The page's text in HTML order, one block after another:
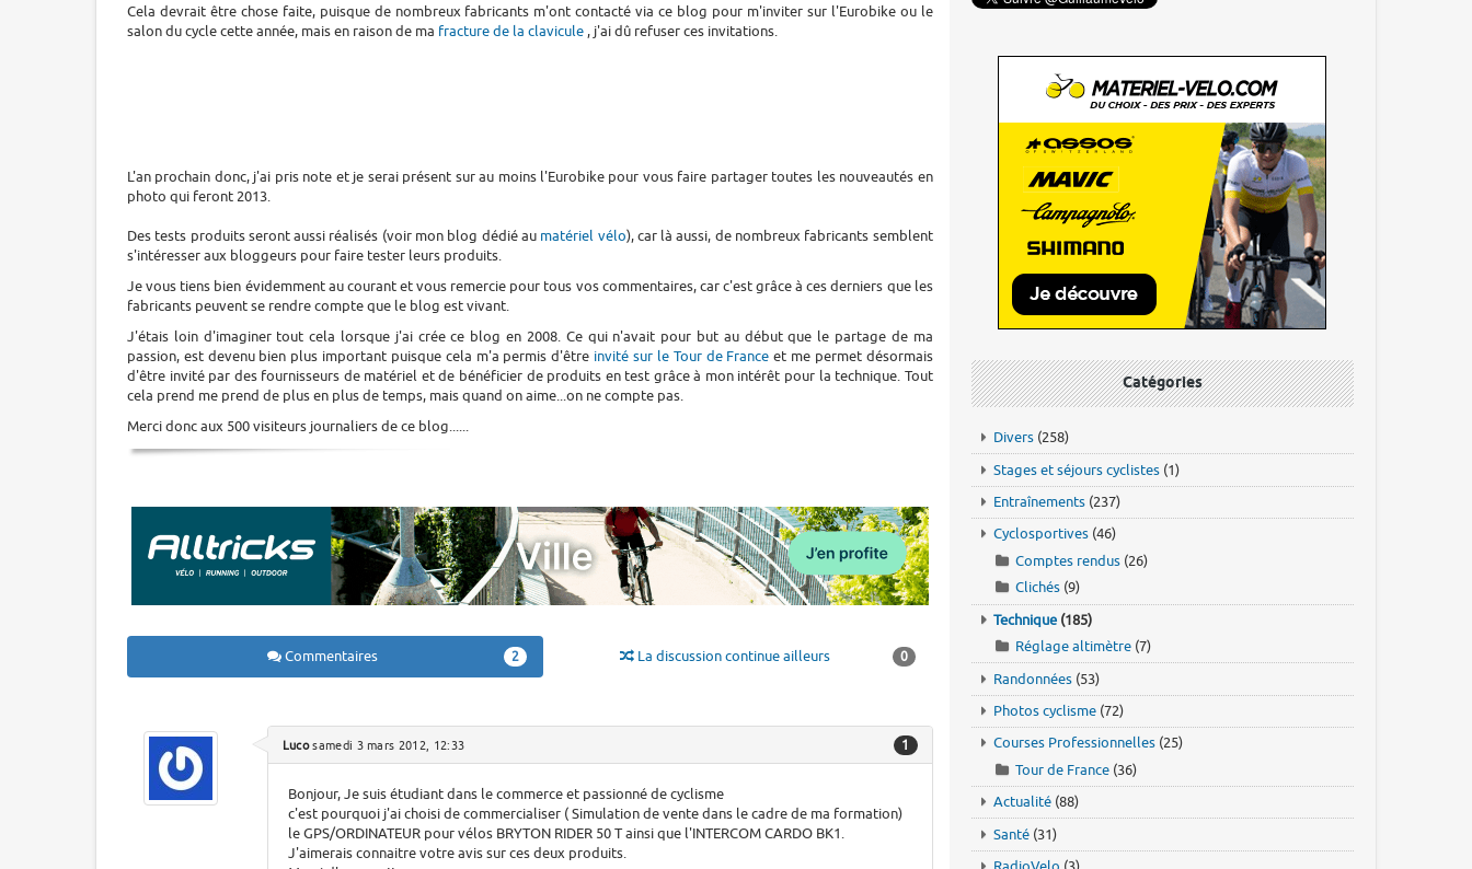
Cela devrait être chose faite, puisque de nombreux fabricants m'ont contacté via ce blog pour m'inviter sur l'Eurobike ou le
salon du cycle cette année, mais en raison de ma fracture de la clavicule , j'ai dû refuser ces invitations.
L'an prochain donc, j'ai pris note et je serai présent sur au moins l'Eurobike pour vous faire partager toutes les nouveautés en
photo qui feront 2013.
Des tests produits seront aussi réalisés (voir mon blog dédié au matériel vélo), car là aussi, de nombreux fabricants semblent
s'intéresser aux bloggeurs pour faire tester leurs produits.
Je vous tiens bien évidemment au courant et vous remercie pour tous vos commentaires, car c'est grâce à ces derniers que les
fabricants peuvent se rendre compte que le blog est vivant.
J'étais loin d'imaginer tout cela lorsque j'ai crée ce blog en 2008. Ce qui n'avait pour but au début que le partage de ma
passion, est devenu bien plus important puisque cela m'a permis d'être invité sur le Tour de France et me permet désormais
d'être invité par des fournisseurs de matériel et de bénéficier de produits en test grâce à mon intérêt pour la technique. Tout
cela prend me prend de plus en plus de temps, mais quand on aime...on ne compte pas.
Merci donc aux 500 visiteurs journaliers de ce blog......
Commentaires 2 La discussion continue ailleurs 0
Lucosamedi 3 mars 2012, 12:33 1
Bonjour, Je suis étudiant dans le commerce et passionné de cyclisme
c'est pourquoi j'ai choisi de commercialiser ( Simulation de vente dans le cadre de ma formation)
le GPS/ORDINATEUR pour vélos BRYTON RIDER 50 T ainsi que l'INTERCOM CARDO BK1.
J'aimerais connaitre votre avis sur ces deux produits.
Catégories
Divers (258)
Stages et séjours cyclistes (1)
Entraînements (237)
Cyclosportives (46)
Comptes rendus (26)
Clichés (9)
Technique (185)
Réglage altimètre (7)
Randonnées (53)
Photos cyclisme (72)
Courses Professionnelles (25)
Tour de France (36)
Actualité (88)
Santé (31)